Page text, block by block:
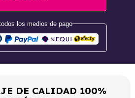
los medios de pago
DE CALIDAD 100%